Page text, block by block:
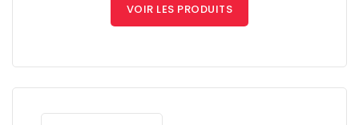
VOIR LES PRODUITS